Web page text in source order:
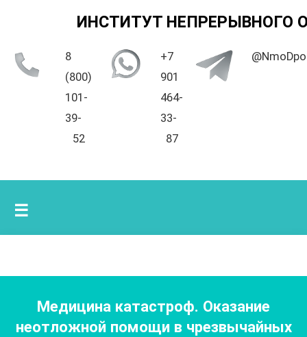
ИНСТИТУТ НЕПРЕРЫВНОГО
8
(800)
101-
39-
52
+7
901
464-
33-
87
☰
Медицина катастроф. Оказание
неотложной помощи в чрезвычайных